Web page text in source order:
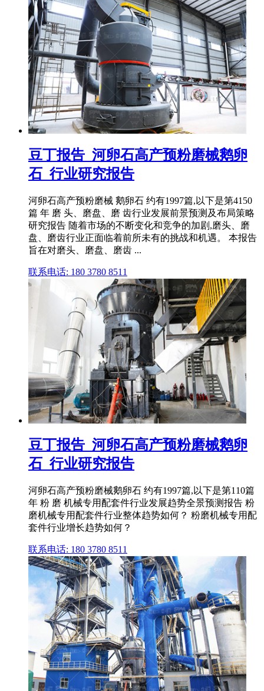
豆丁报告_河卵石高产预粉磨械鹅卵
石_行业研究报告
河卵石高产预粉磨械 鹅卵石 约有1997篇,以下是第4150
篇 年 磨 头、磨盘、磨 齿行业发展前景预测及布局策略
研究报告 随着市场的不断变化和竞争的加剧,磨头、磨
盘、磨齿行业正面临着前所未有的挑战和机遇。 本报告
旨在对磨头、磨盘、磨齿 ...
联系电话: 180 3780 8511
豆丁报告_河卵石高产预粉磨械鹅卵
石_行业研究报告
河卵石高产预粉磨械鹅卵石 约有1997篇,以下是第110篇
年 粉 磨 机械专用配套件行业发展趋势全景预测报告 粉
磨机械专用配套件行业整体趋势如何？ 粉磨机械专用配
套件行业增长趋势如何？
联系电话: 180 3780 8511